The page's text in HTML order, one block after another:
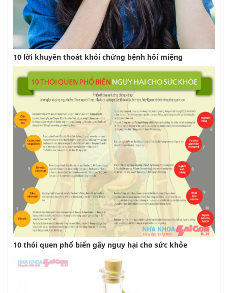
10 lời khuyên thoát khỏi chứng bệnh hôi miệng
10 thói quen phổ biến gây nguy hại cho sức khỏe